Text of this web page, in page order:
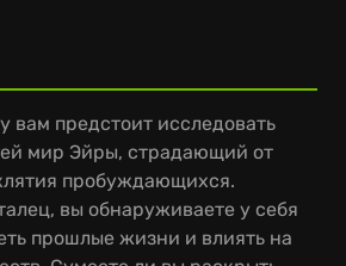
вам предстоит исследовать
мир Эйры, страдающий от
пробуждающихся.
вы обнаруживаете у себя
прошлые жизни и влиять на